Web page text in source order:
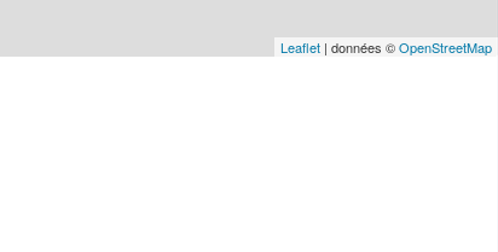
Leaflet | données ©OpenStreetMap